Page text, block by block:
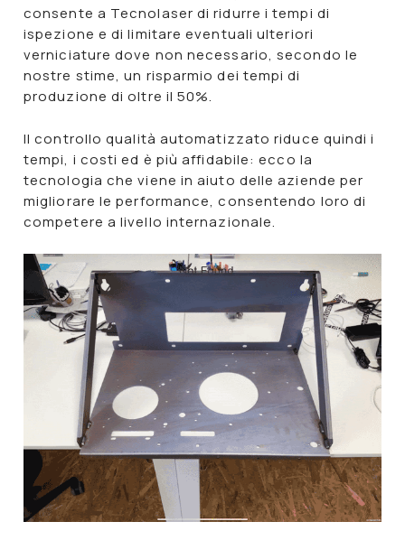
consente a Tecnolaser diridurre i tempi di
ispezione e di limitare eventualiulteriori
verniciature dove non necessario, secondo le
nostre stime, un risparmio dei tempi di
produzione di oltre il 50%.
Il controllo qualità automatizzato riduce quindi i
tempi, i costi ed è più affidabile: ecco la
tecnologia che viene in aiuto delle aziende per
migliorare le performance, consentendo loro di
competere alivello internazionale.